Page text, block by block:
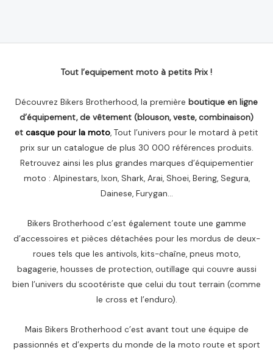
Tout l’equipement moto à petits Prix !
Découvrez Bikers Brotherhood, la première boutique en ligne
d’équipement, de vêtement (blouson, veste, combinaison)
et casque pour la moto, Tout l’univers pour le motard à petit
prix sur un catalogue de plus 30 000 références produits.
Retrouvez ainsi les plus grandes marques d’équipementier
moto : Alpinestars, Ixon, Shark, Arai, Shoei, Bering, Segura,
Dainese, Furygan…
Bikers Brotherhood c’est également toute une gamme
d’accessoires et pièces détachées pour les mordus de deux-
roues tels que les antivols, kits-chaîne, pneus moto,
bagagerie, housses de protection, outillage qui couvre aussi
bien l’univers du scootériste que celui du tout terrain (comme
le cross et l’enduro).
Mais Bikers Brotherhood c’est avant tout une équipe de
passionnés et d’experts du monde de la moto route et sport